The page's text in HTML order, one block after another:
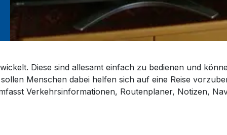
Diese sind allesamt einfach zu bedienen und
Menschen dabei helfen sich auf eine Reise
Verkehrsinformationen, Routenplaner, Notizen,